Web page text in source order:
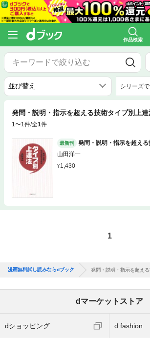
作品検索
シリーズ
発問・説明・指示を超える技術タイプ別上達
1〜1件/全1件
最新刊
発問・説明・指示を超え
山田洋一
1,430
1
漫画無料試し読みならdブック 発問・説明・指示を超え
dマーケットストア
dショッピング d fashion